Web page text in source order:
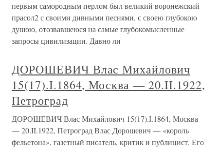
первым самородным перлом был великий воронежский
прасол2 с своими дивными песнями, с своею глубокою
душою, отозвавшеюся на самые глубокомысленные
запросы цивилизации. Давно ли
ДОРОШЕВИЧ Влас Михайлович
15(17).I.1864, Москва — 20.II.1922,
Петроград
ДОРОШЕВИЧ Влас Михайлович 15(17).I.1864, Москва
— 20.II.1922, Петроград Влас Дорошевич — «король
фельетона», газетный писатель, критик и публицист. Его